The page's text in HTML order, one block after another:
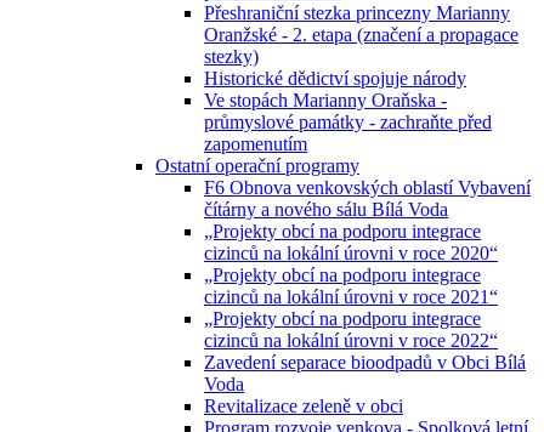
Přeshraniční stezka princezny Marianny
Oranžské - 2. etapa (značení a propagace
stezky)
Historické dědictví spojuje národy
Ve stopách Marianny Oraňska -
průmyslové památky - zachraňte před
zapomenutím
Ostatní operační programy
F6 Obnova venkovských oblastí Vybavení
čítárny a nového sálu Bílá Voda
„Projekty obcí na podporu integrace
cizinců na lokální úrovni v roce 2020“
„Projekty obcí na podporu integrace
cizinců na lokální úrovni v roce 2021“
„Projekty obcí na podporu integrace
cizinců na lokální úrovni v roce 2022“
Zavedení separace bioodpadů v Obci Bílá
Voda
Revitalizace zeleně v obci
Program rozvoje venkova - Spolková letní